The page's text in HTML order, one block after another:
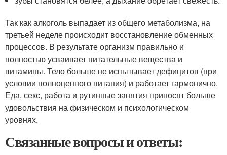
Так как алкоголь выпадает из общего метаболизма, на
третьей неделе происходит восстановление обменных
процессов. В результате организм правильно и
полностью усваивает питательные вещества и
витамины. Тело больше не испытывает дефицитов (при
условии полноценного питания) и работает гармонично.
Еда, секс, работа и рутинные занятия приносят больше
удовольствия на физическом и психологическом
уровнях.
Связанные вопросы и ответы: